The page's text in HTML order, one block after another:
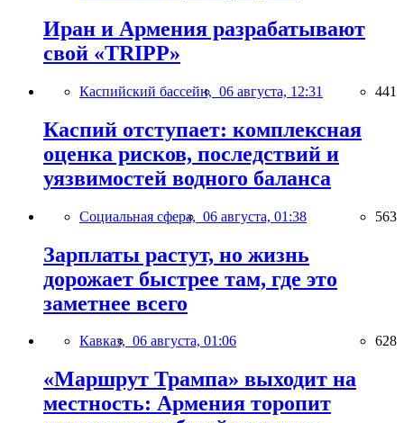
Иран и Армения разрабатывают
свой «TRIPP»
Каспийский бассейн, 06 августа, 12:31 441
Каспий отступает: комплексная
оценка рисков, последствий и
уязвимостей водного баланса
Социальная сфера, 06 августа, 01:38 563
Зарплаты растут, но жизнь
дорожает быстрее там, где это
заметнее всего
Кавказ, 06 августа, 01:06 628
«Маршрут Трампа» выходит на
местность: Армения торопит